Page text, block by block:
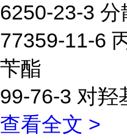
6250-23-3 分
77359-11-6
苄酯
99-76-3 对羟
查看全文 >